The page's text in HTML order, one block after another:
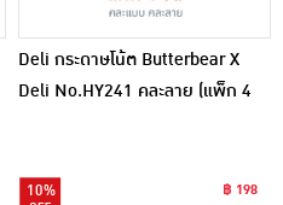
Deli กระดาษโน้ต Butterbear X
Deli No.HY241 คละลาย (แพ็ก 4
10%
฿ 198